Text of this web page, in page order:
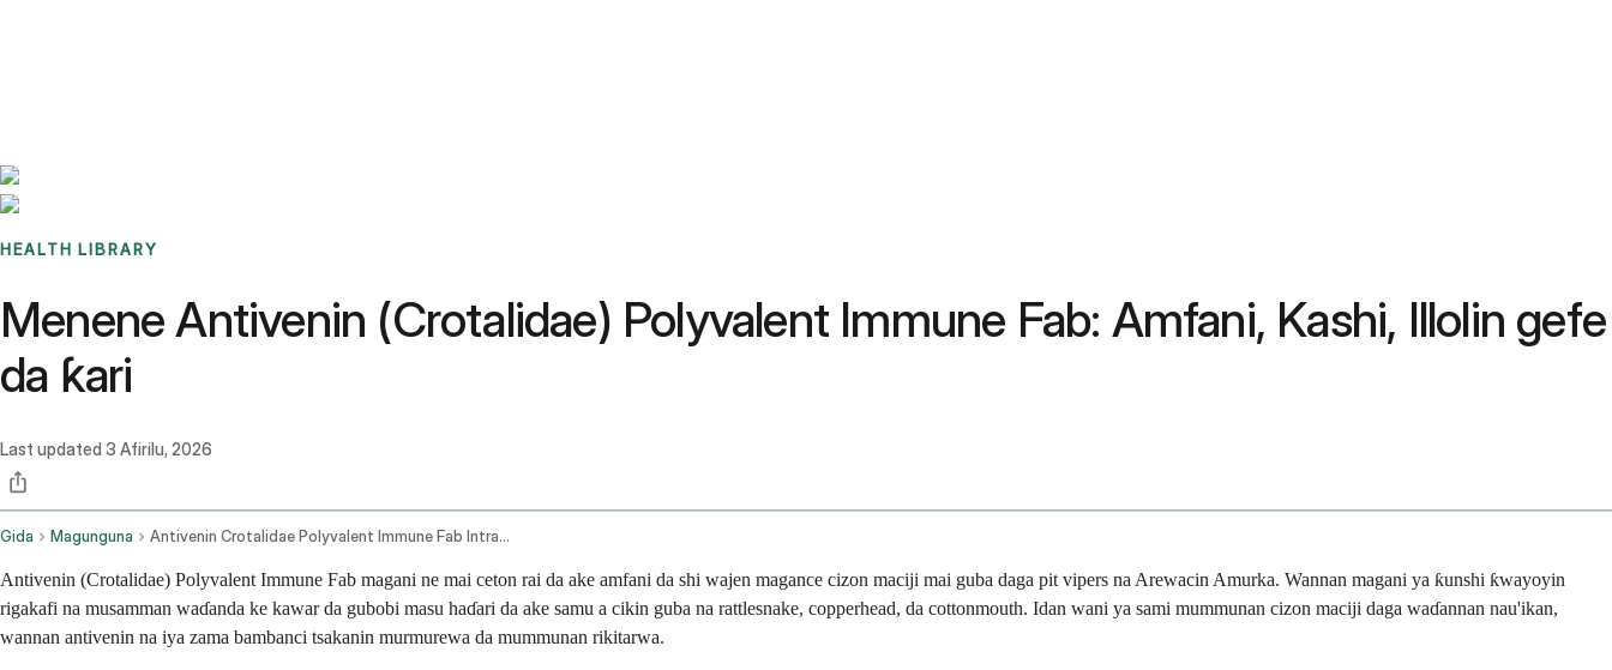
HEALTH LIBRARY
Menene Antivenin (Crotalidae) Polyvalent Immune Fab: Amfani, Kashi, Illolin gefe
da ƙari
Last updated 3 Afirilu, 2026
Gida Magunguna Antivenin Crotalidae Polyvalent Immune Fab Intravenous Route
Antivenin (Crotalidae) Polyvalent Immune Fab magani ne mai ceton rai da ake amfani da shi wajen magance cizon maciji mai guba daga pit vipers na Arewacin Amurka. Wannan magani ya ƙunshi ƙwayoyin
rigakafi na musamman waɗanda ke kawar da gubobi masu haɗari da ake samu a cikin guba na rattlesnake, copperhead, da cottonmouth. Idan wani ya sami mummunan cizon maciji daga waɗannan nau'ikan,
wannan antivenin na iya zama bambanci tsakanin murmurewa da mummunan rikitarwa.